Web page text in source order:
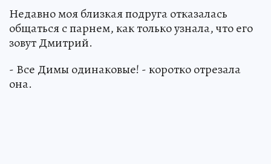
Недавно моя близкая подруга отказалась
общаться с парнем, как только узнала, что его
зовут Дмитрий.
- Все Димы одинаковые! - коротко отрезала
она.